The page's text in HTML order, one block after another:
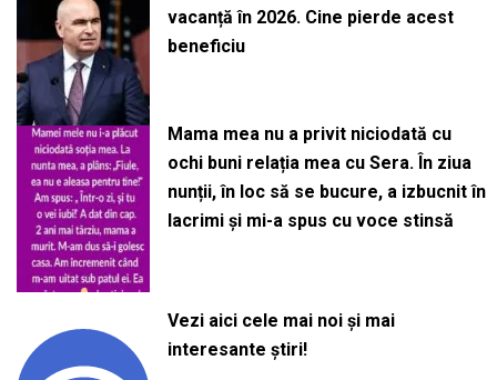
vacanță în 2026. Cine pierde acest
beneficiu
Mama mea nu a privit niciodată cu
ochi buni relația mea cu Sera. În ziua
nunții, în loc să se bucure, a izbucnit în
lacrimi și mi-a spus cu voce stinsă
Vezi aici cele mai noi și mai
interesante știri!